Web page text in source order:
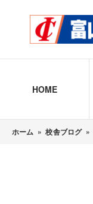
HOME
ホーム » 校舎ブログ »